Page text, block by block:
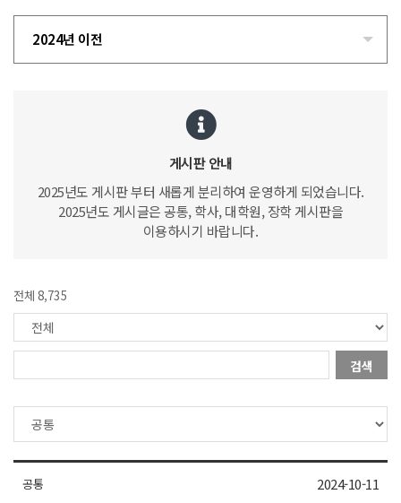
2024년 이전
게시판 안내
2025년도 게시판 부터 새롭게 분리하여 운영하게 되었습니다.
2025년도 게시글은 공통, 학사, 대학원, 장학 게시판을
이용하시기 바랍니다.
전체 8,735
검색
공통 2024-10-11